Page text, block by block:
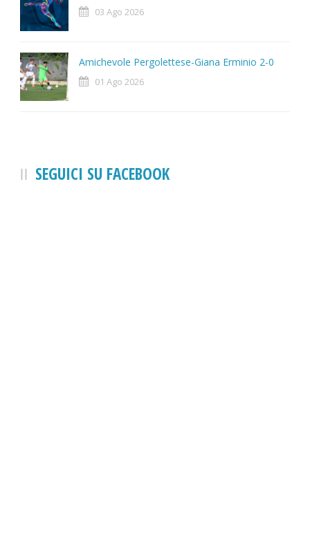
03 Ago 2026
Amichevole Pergolettese-Giana Erminio 2-0
01 Ago 2026
SEGUICI SU FACEBOOK